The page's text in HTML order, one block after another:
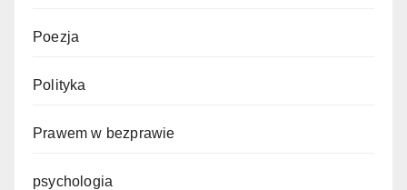
Poezja
Polityka
Prawem w bezprawie
psychologia